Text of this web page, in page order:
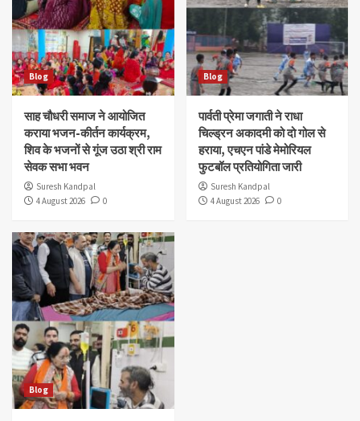
Blog
साह चौधरी समाज ने आयोजित
कराया भजन-कीर्तन कार्यक्रम,
शिव के भजनों से गूंज उठा श्री राम
सेवक सभा भवन
Suresh Kandpal
4 August 2026
0
Blog
पार्वती प्रेमा जगाती ने राधा
चिल्ड्रन अकादमी को दो गोल से
हराया, एचएन पांडे मेमोरियल
फुटबॉल प्रतियोगिता जारी
Suresh Kandpal
4 August 2026
0
Blog